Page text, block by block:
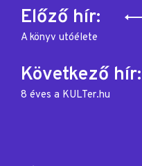
Bejegyzés
navigáció
Előző hír:
A könyv utóélete
Következő hír:
8 éves a KULTer.hu